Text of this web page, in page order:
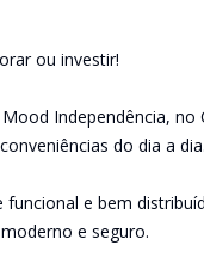
ou investir!
Independência,
do dia a dia.
e bem
e seguro.